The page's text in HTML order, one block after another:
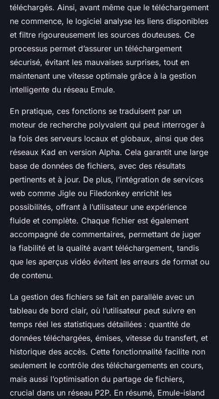
téléchargés. Ainsi, avant même que le téléchargement
ne commence, le logiciel analyse les liens disponibles
et filtre rigoureusement les sources douteuses. Ce
processus permet d’assurer un téléchargement
sécurisé, évitant les mauvaises surprises, tout en
maintenant une vitesse optimale grâce à la gestion
intelligente du réseau Emule.
En pratique, ces fonctions se traduisent par un
moteur de recherche polyvalent qui peut interroger à
la fois des serveurs locaux et globaux, ainsi que des
réseaux Kad en version Alpha. Cela garantit une large
base de données de fichiers, avec des résultats
pertinents et à jour. De plus, l’intégration de services
web comme Jigle ou Filedonkey enrichit les
possibilités, offrant à l’utilisateur une expérience
fluide et complète. Chaque fichier est également
accompagné de commentaires, permettant de juger
la fiabilité et la qualité avant téléchargement, tandis
que les aperçus vidéo évitent les erreurs de format ou
de contenu.
La gestion des fichiers se fait en parallèle avec un
tableau de bord clair, où l’utilisateur peut suivre en
temps réel les statistiques détaillées : quantité de
données téléchargées, émises, vitesse du transfert, et
historique des accès. Cette fonctionnalité facilite non
seulement le contrôle des téléchargements en cours,
mais aussi l’optimisation du partage de fichiers,
crucial dans un réseau P2P. En résumé, Emule-island